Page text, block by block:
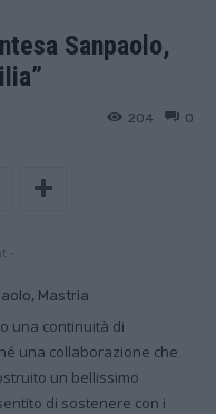
Sanpaolo,
0
204
-
una continuità di
una collaborazione che
un bellissimo
di sostenere con i